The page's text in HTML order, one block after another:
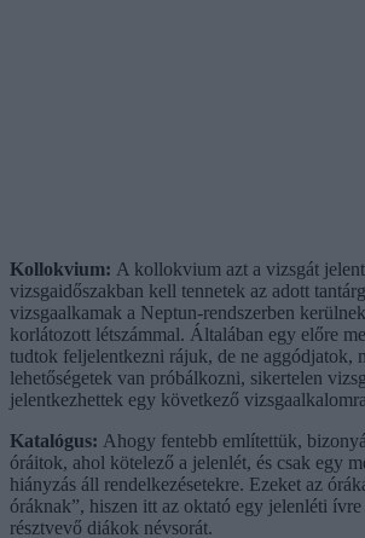
Kollokvium: A kollokvium azt a vizsgát
vizsgaidőszakban kell tennetek az adott
vizsgaalkamak a Neptun-rendszerben
korlátozott létszámmal. Általában egy előre
tudtok feljelentkezni rájuk, de ne aggódjatok,
lehetőségetek van próbálkozni, sikertelen
jelentkezhettek egy következő
Katalógus: Ahogy fentebb említettük,
óráitok, ahol kötelező a jelenlét, és csak egy
hiányzás áll rendelkezésetekre. Ezeket az
óráknak”, hiszen itt az oktató egy jelenléti
résztvevő diákok névsorát.